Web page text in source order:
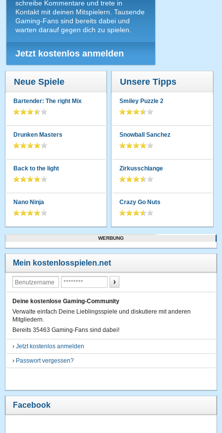
schreibe Kommentare und trete in
Kontakt mit deinen Mitspielern. Tausende
Gaming-Fans sind bereits dabei und
warten darauf gegen dich zu spielen.
Jetzt kostenlos anmelden
Neue Spiele
Bartender: The right Mix
Drunken Masters
Back to the light
Nano Ninja
Unsere Tipps
Smiley Puzzle 2
Snowball Sanchez
Zirkusschlange
Crazy Go Nuts
WERBUNG
Mein kostenlosspielen.net
Deine kostenlose Gaming-Community
Verwalte einfach Deine Lieblingsspiele und diskutiere mit anderen
Mitgliedern.
Bereits 35463 Gaming-Fans sind dabei!
›Jetzt kostenlos anmelden
› Passwort vergessen?
Facebook